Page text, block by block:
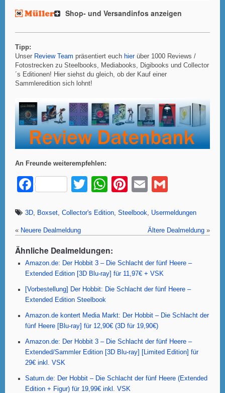
Shop- und Versandinfos anzeigen
Tipp:
Unser Review Team präsentiert euch hierüber 1000 Reviews /
Fotostrecken zu Steelbooks, Mediabooks, Digibooks und Collector
´s Editionen! Hier siehst du gleich, ob der Kauf einer
Sammleredition sich lohnt!
An Freunde weiterempfehlen:
F
c
e
b
o
o
k
T
tt
er
W
at
s
A
p
p
Pi
er
e
E
ail ail
3D Boxset Collector's Edition Steelbook Usermeldungen
« Neuere Dealmeldung Ältere Dealmeldung »
Ähnliche Dealmeldungen:
Amazon.de: Der Hobbit 3 – Die Schlacht der fünf Heere –
Extended Edition [3D Blu-ray] für 11,97€ + VSK
[Vorbestellung] Der Hobbit: Die Schlacht der fünf Heere –
Extended Edition Steelbook
Amazon.de kontert Media Markt: Der Hobbit – Die Schlacht der
fünf Heere [Blu-ray] für 12,90€ (3D für 19,90€)
Amazon.de: Der Hobbit 3 – Die Schlacht der fünf Heere –
Extended/Sammler Edition [3D Blu-ray] [Limited Edition] für
29€ inkl. VSK
Saturn.de: Der Hobbit – Die Schlacht der fünf Heere (Extended
Edition + Figur) für 19,99€ inkl. VSK